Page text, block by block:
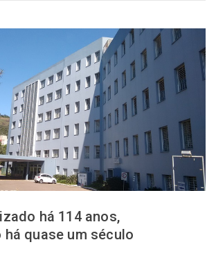
há 114 anos,
quase um século